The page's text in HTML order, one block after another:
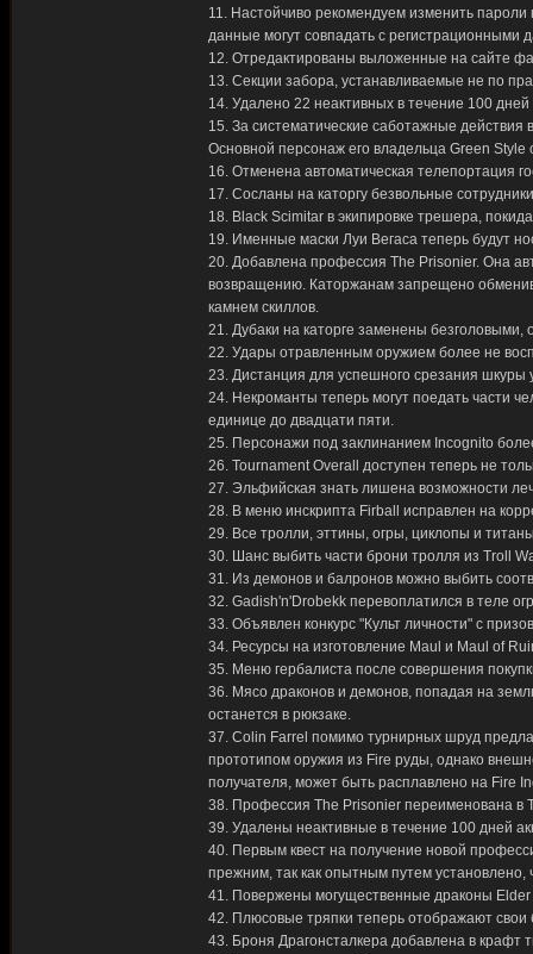
11. Настойчиво рекомендуем изменить пароли
данные могут совпадать с
12. Отредактированы выложенные на сайте
13. Секции забора, устанавливаемые не по
14. Удалено 22 неактивных в течение 100
15. За систематические саботажные
Основной персонаж его владельца Green
16. Отменена автоматическая телепортация
17. Сосланы на каторгу безвольные
18. Black Scimitar в экипировке трешера,
19. Именные маски Луи Вегаса теперь будут
20. Добавлена профессия The Prisonier. Она
возвращению. Каторжанам запрещено
камнем скиллов.
21. Дубаки на каторге заменены безголовыми,
22. Удары отравленным оружием более не
23. Дистанция для успешного срезания шкуры
24. Некроманты теперь могут поедать части
единице до двадцати пяти.
25. Персонажи под заклинанием Incognito
26. Tournament Overall доступен теперь не
27. Эльфийская знать лишена возможности
28. В меню инскрипта Firball исправлен на
29. Все тролли, эттины, огры, циклопы и
30. Шанс выбить части брони тролля из Troll
31. Из демонов и балронов можно выбить
32. Gadish'n'Drobekk перевоплатился в теле
33. Объявлен конкурс "Культ личности" с
34. Ресурсы на изготовление Maul и Maul of
35. Меню гербалиста после совершения
36. Мясо драконов и демонов, попадая на
останется в рюкзаке.
37. Colin Farrel помимо турнирных шруд
прототипом оружия из Fire руды, однако
получателя, может быть расплавлено на Fire
38. Профессия The Prisonier переименована в
39. Удалены неактивные в течение 100 дней
40. Первым квест на получение новой
прежним, так как опытным путем
41. Повержены могущественные драконы
42. Плюсовые тряпки теперь отображают свои
43. Броня Драгонсталкера добавлена в крафт